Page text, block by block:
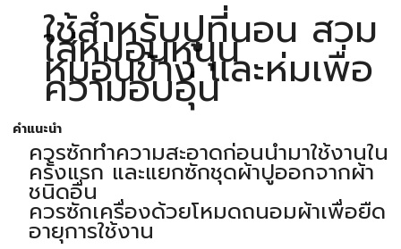
ใช้สำหรับปูที่นอน สวม
ใส่หมอนหนุน
หมอนข้าง และห่มเพื่อ
ความอบอุ่น
คำแนะนำ
ควรซักทำความสะอาดก่อนนำมาใช้งานใน
ครั้งแรก และแยกซักชุดผ้าปูออกจากผ้า
ชนิดอื่น
ควรซักเครื่องด้วยโหมดถนอมผ้าเพื่อยืด
อายุการใช้งาน